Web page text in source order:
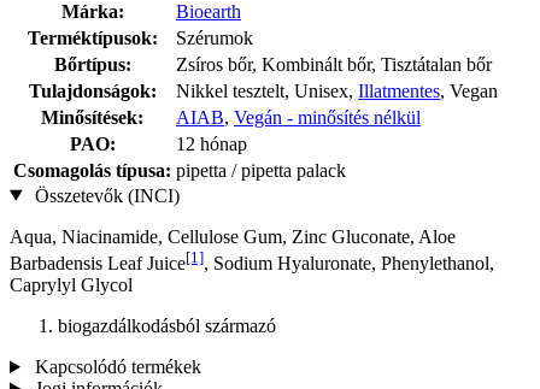
Márka:
Bioearth
Terméktípusok:
Szérumok
Bőrtípus:
Zsíros bőr, Kombinált bőr, Tisztátalan bőr
Tulajdonságok:
Nikkel tesztelt, Unisex, Illatmentes, Vegan
Minősítések:
AIAB, Vegán - minősítés nélkül
PAO:
12 hónap
Csomagolás típusa: pipetta / pipetta palack
Összetevők (INCI)
Aqua, Niacinamide, Cellulose Gum, Zinc Gluconate, Aloe
Barbadensis Leaf Juice[1], Sodium Hyaluronate, Phenylethanol,
Caprylyl Glycol
biogazdálkodásból származó
Kapcsolódó termékek